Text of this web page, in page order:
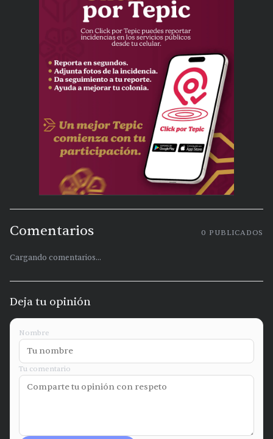
Comentarios 0 PUBLICADOS
Cargando comentarios...
Deja tu opinión
Nombre
Tu comentario